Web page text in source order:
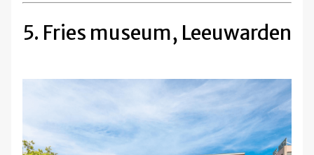
5. Fries museum, Leeuwarden